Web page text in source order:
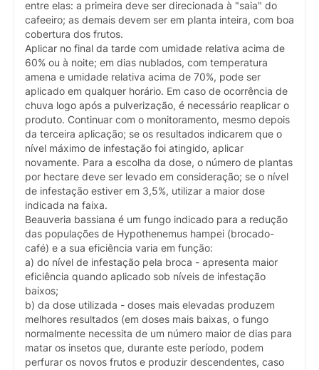
entre elas: a primeira deve ser direcionada à "saia" do
cafeeiro; as demais devem ser em planta inteira, com boa
cobertura dos frutos.
Aplicar no final da tarde com umidade relativa acima de
60% ou à noite; em dias nublados, com temperatura
amena e umidade relativa acima de 70%, pode ser
aplicado em qualquer horário. Em caso de ocorrência de
chuva logo após a pulverização, é necessário reaplicar o
produto. Continuar com o monitoramento, mesmo depois
da terceira aplicação; se os resultados indicarem que o
nível máximo de infestação foi atingido, aplicar
novamente. Para a escolha da dose, o número de plantas
por hectare deve ser levado em consideração; se o nível
de infestação estiver em 3,5%, utilizar a maior dose
indicada na faixa.
Beauveria bassiana é um fungo indicado para a redução
das populações de Hypothenemus hampei (brocado-
café) e a sua eficiência varia em função:
a) do nível de infestação pela broca - apresenta maior
eficiência quando aplicado sob níveis de infestação
baixos;
b) da dose utilizada - doses mais elevadas produzem
melhores resultados (em doses mais baixas, o fungo
normalmente necessita de um número maior de dias para
matar os insetos que, durante este período, podem
perfurar os novos frutos e produzir descendentes, caso